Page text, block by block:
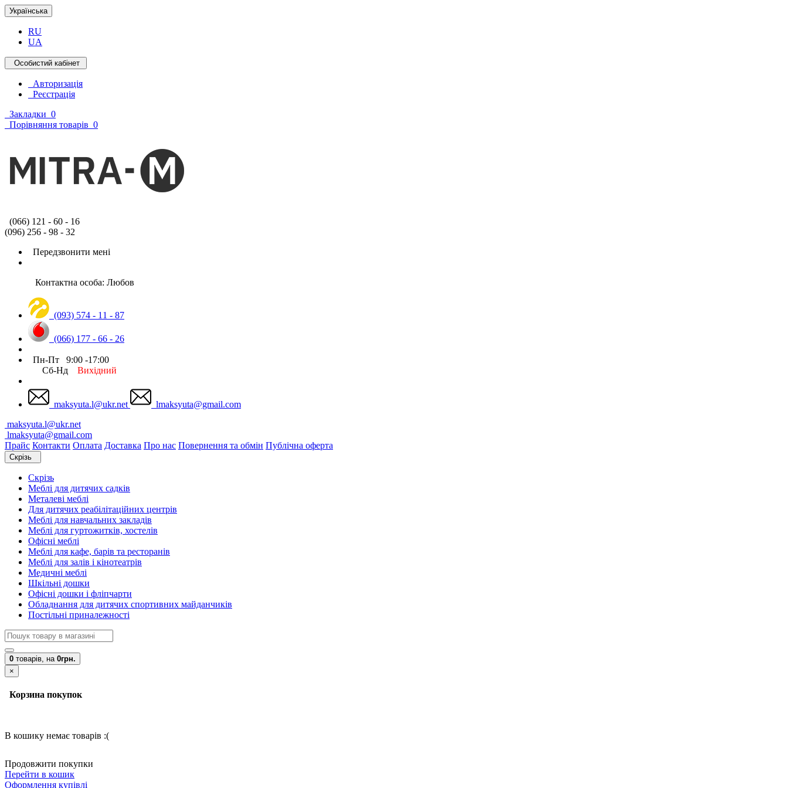
Українська
RU
UA
Особистий кабінет
Авторизація
Реєстрація
Закладки 0
Порівняння товарів 0
(066) 121 - 60 - 16
(096) 256 - 98 - 32
Передзвонити мені
Контактна особа: Любов
(093) 574 - 11 - 87
(066) 177 - 66 - 26
Пн-Пт 9:00 -17:00
Сб-Нд Вихідний
maksyuta.l@ukr.net
lmaksyuta@gmail.com
maksyuta.l@ukr.net
lmaksyuta@gmail.com
Прайс Контакти Оплата Доставка Про нас Повернення та обмін Публічна оферта
Скрізь
Скрізь
Меблі для дитячих садків
Металеві меблі
Для дитячих реабілітаційних центрів
Меблі для навчальних закладів
Меблі для гуртожитків, хостелів
Офісні меблі
Меблі для кафе, барів та ресторанів
Меблі для залів і кінотеатрів
Медичні меблі
Шкільні дошки
Офісні дошки і фліпчарти
Обладнання для дитячих спортивних майданчиків
Постільні приналежності
0 товарів, на 0грн.
×
Корзина покупок
В кошику немає товарів :(
Продовжити покупки
Перейти в кошик
Оформлення купівлі